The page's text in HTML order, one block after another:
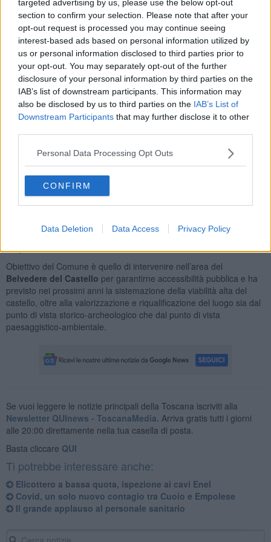
targeted advertising by us, please use the below opt-out
section to confirm your selection. Please note that after your
opt-out request is processed you may continue seeing
interest-based ads based on personal information utilized by
us or personal information disclosed to third parties prior to
your opt-out. You may separately opt-out of the further
disclosure of your personal information by third parties on the
IAB’s list of downstream participants. This information may
also be disclosed by us to third parties on the IAB’s List of
Downstream Participants that may further disclose it to other
Personal Data Processing Opt Outs
CONFIRM
Data Deletion Data Access Privacy Policy
Vi fu un ulteriore tentativo nel 2003, in occasione degli 800 anni
dall’incastellamento di Montelupo, quando il Comune sviluppò un
ulteriore progetto, anch’esso purtroppo senza successo.
L’area, compresa la Prioria di San Lorenzo, i terreni circostanti e le
mura, è proprietà della Parrocchia di San Giovanni Evangelista.
Nel 2018 la giunta Masetti preparò una nuova fattibilità tecnico
economica limitata al solo belvedere, prevedendo nella
realizzare il progetto.
Nel 2019 il Comune e la Parrocchia siglarono una dichiarazione
d’intenti con la quale si prefiggevano di collaborare per la
valorizzazione dell'intera parte alta dell'abitato storico di
Montelupo Fiorentino.
importante passo. Con una cifra simbolica ha deliberato
l’acquisizione per i prossimo 49 anni del diritto di superficie
Obiettivo del Comune è quello di intervenire nell’area del
Belvedere del Castello per garantirne accessibilità pubblica e ha
previsto nei prossimi anni la sistemazione della viabilità alta del
castello, oltre alla valorizzazione e riqualificazione del luogo sia dal
punto di vista storico-archeologico che dal punto di vista
paesaggistico-ambientale.
Se vuoi leggere le notizie principali della Toscana iscriviti alla
Newsletter QUInews - ToscanaMedia. Arriva gratis tutti i giorni
alle 20:00 direttamente nella tua casella di posta.
Basta cliccare QUI
Ti potrebbe interessare anche:
Elicottero a bassa quota, ispezione ai cavi Enel
Covid, un solo nuovo contagio tra Cuoio e Empolese
Il grande applauso al personale sanitario